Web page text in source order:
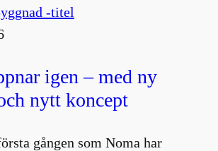
igen – med ny
nytt koncept
gången som Noma har